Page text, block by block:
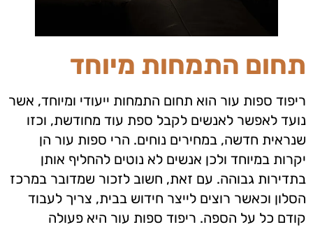
תחום התמחות מיוחד
ריפוד ספות עור הוא תחום התמחות ייעודי ומיוחד, אשר
נועד לאפשר לאנשים לקבל ספת עוד מחודשת, וכזו
שנראית חדשה, במחירים נוחים. הרי ספות עור הן
יקרות במיוחד ולכן אנשים לא נוטים להחליף אותן
בתדירות גבוהה. עם זאת, חשוב לזכור שמדובר במרכז
הסלון וכאשר רוצים לייצר חידוש בבית, צריך לעבוד
קודם כל על הספה. ריפוד ספות עור היא פעולה